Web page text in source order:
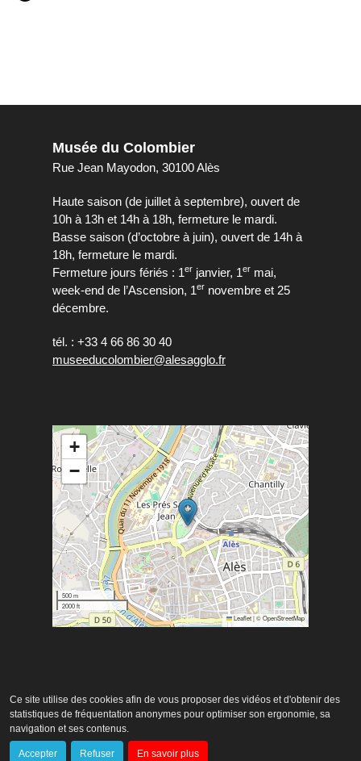
Ce site utilise des cookies afin de vous proposer des vidéos et d'obtenir des
statistiques de fréquentation anonymes pour optimiser son ergonomie, sa
navigation et ses contenus.
Accepter Refuser En savoir plus
Musée du Colombier
Rue Jean Mayodon, 30100 Alès
Haute saison (de juillet à septembre), ouvert de
10h à 13h et 14h à 18h, fermeture le mardi.
Basse saison (d’octobre à juin), ouvert de 14h à
18h, fermeture le mardi.
Fermeture jours fériés : 1er janvier, 1er mai,
week-end de l’Ascension, 1er novembre et 25
décembre.
tél. : +33 4 66 86 30 40
museeducolombier@alesagglo.fr
+
−
500 m
2000 ft
Leaflet|©OpenStreetMap
Copyright 2026 -Alès Agglomération-Mentions légales
personnelles-Gestion des cookies